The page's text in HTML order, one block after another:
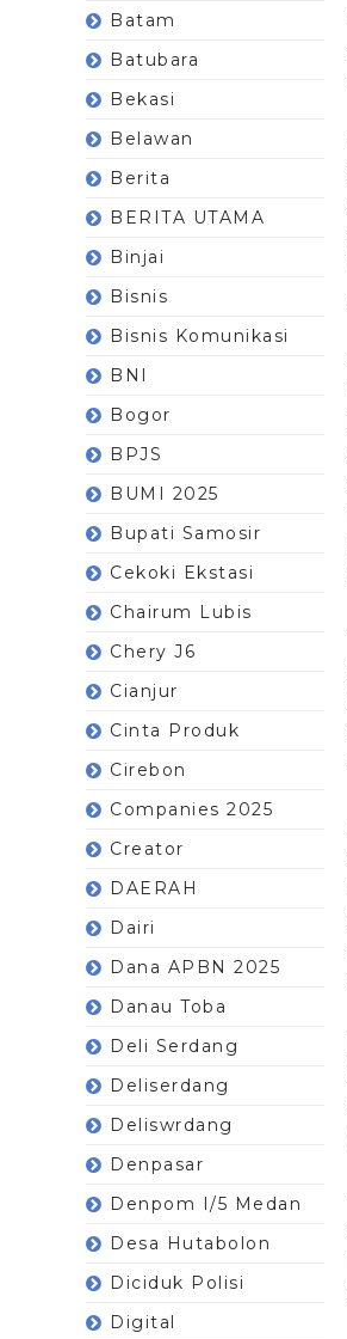
Batam
Batubara
Bekasi
Belawan
Berita
BERITA UTAMA
Binjai
Bisnis
Bisnis Komunikasi
BNI
Bogor
BPJS
BUMI 2025
Bupati Samosir
Cekoki Ekstasi
Chairum Lubis
Chery J6
Cianjur
Cinta Produk
Cirebon
Companies 2025
Creator
DAERAH
Dairi
Dana APBN 2025
Danau Toba
Deli Serdang
Deliserdang
Deliswrdang
Denpasar
Denpom I/5 Medan
Desa Hutabolon
Diciduk Polisi
Digital